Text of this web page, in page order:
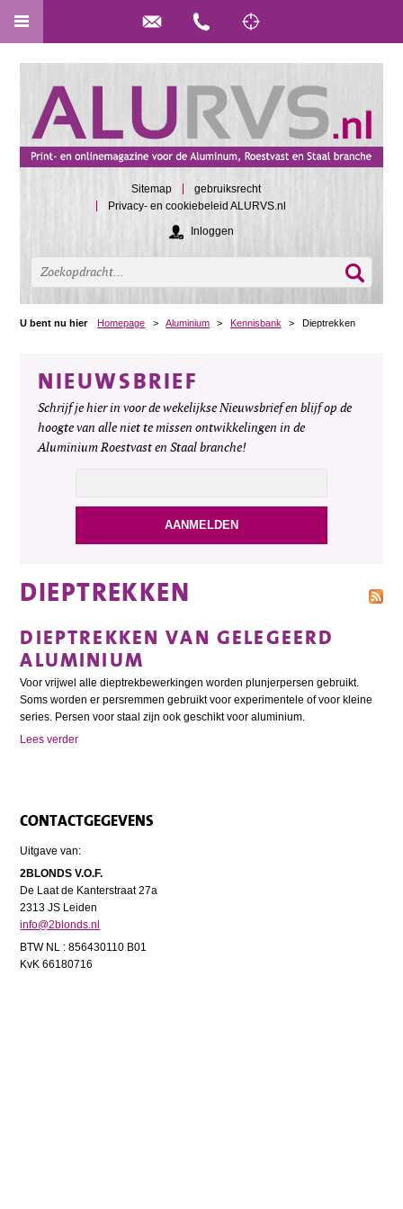
Sitemap
gebruiksrecht
Privacy- en cookiebeleid ALURVS.nl
Inloggen
U bent nu hier Homepage > Aluminium > Kennisbank > Dieptrekken
NIEUWSBRIEF
Schrijf je hier in voor de wekelijkse Nieuwsbrief en blijf op de
hoogte van alle niet te missen ontwikkelingen in de
Aluminium Roestvast en Staal branche!
DIEPTREKKEN
DIEPTREKKEN VAN GELEGEERD
ALUMINIUM
Voor vrijwel alle dieptrekbewerkingen worden plunjerpersen gebruikt.
Soms worden er persremmen gebruikt voor experimentele of voor kleine
series. Persen voor staal zijn ook geschikt voor aluminium.
Lees verder
CONTACTGEGEVENS
Uitgave van:
2BLONDS V.O.F.
De Laat de Kanterstraat 27a
2313 JS Leiden
info@2blonds.nl
BTW NL : 856430110 B01
KvK 66180716